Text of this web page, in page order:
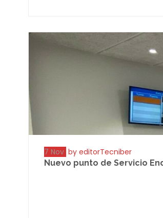
7 Nov by editorTecniber
Nuevo punto de Servicio